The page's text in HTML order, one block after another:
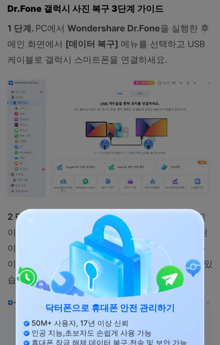
Dr.Fone 갤럭시 사진 복구 3단계 가이드
1 단계. PC에서 Wondershare Dr.Fone을 실행한 후
메인 화면에서 [데이터 복구] 메뉴를 선택하고 USB
케이블로 갤럭시 스마트폰을 연결하세요.
2 단계.
스캔을 시작하면 Dr.Fone의 정밀 스캔 엔진
이 장치 내부 저장소를 분석하여 삭제되거나 유실된
이미지 파일의 흔적을 추적합니다. 상단의 [필터]를
이용해 포맷을 설정하면 더 빨리 사진을 확인할 수 있
습니다.
닥터폰으로 휴대폰 안전 관리하기
50M+ 사용자, 17년 이상 신뢰
인공 지능,초보자도 손쉽게 사용 가능
휴대폰 잠금 해제,데이터 복구,전송 및 보안 가능